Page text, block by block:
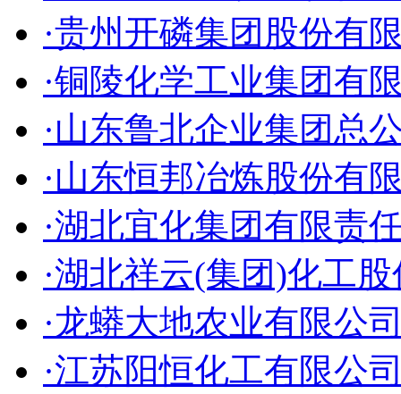
·贵州开磷集团股份有
·铜陵化学工业集团有
·山东鲁北企业集团总
·山东恒邦冶炼股份有
·湖北宜化集团有限责
·湖北祥云(集团)化工
·龙蟒大地农业有限公
·江苏阳恒化工有限公